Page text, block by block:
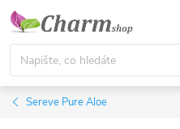
Přejít
obsah
Sereve Pure Aloe